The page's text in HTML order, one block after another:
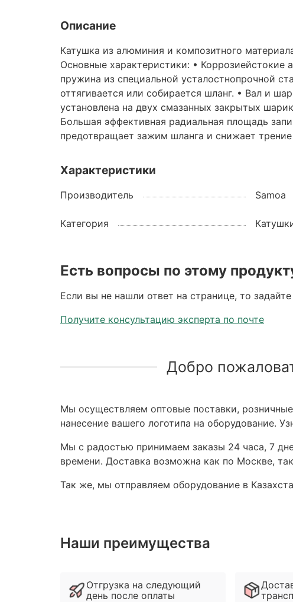
Описание
Катушка из алюминия и композитного
Основные характеристики: •
пружина из специальной усталостнопрочной
оттягивается или собирается шланг. • Вал и
установлена на двух смазанных закрытых
Большая эффективная радиальная площадь
предотвращает зажим шланга и снижает трение
Характеристики
Производитель Samoa
Категория
Есть вопросы по этому
Если вы не нашли ответ на странице, то
Получите консультацию эксперта по почте
Добро
Мы осуществляем оптовые поставки,
нанесение вашего логотипа на оборудование.
Мы с радостью принимаем заказы 24 часа, 7
времени. Доставка возможна как по Москве,
Так же, мы отправляем оборудование в
Наши преимущества
Отгрузка на следующий
день после оплаты